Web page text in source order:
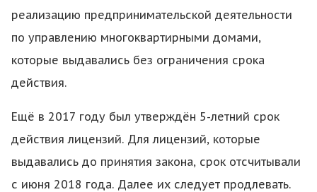
реализацию предпринимательской деятельности
по управлению многоквартирными домами,
которые выдавались без ограничения срока
действия.
Ещё в 2017 году был утверждён 5-летний срок
действия лицензий. Для лицензий, которые
выдавались до принятия закона, срок отсчитывали
с июня 2018 года. Далее их следует продлевать.